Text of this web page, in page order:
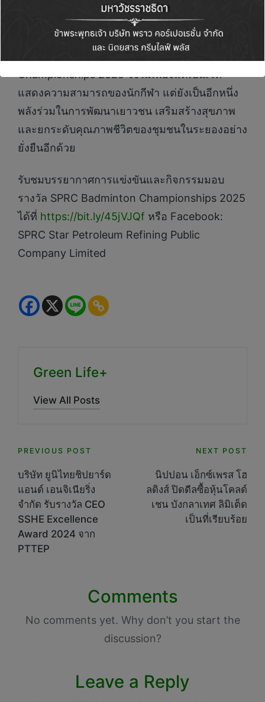
รายได้ ต่อยอดสู่การกระตุ้นเศรษฐกิจฐานรากและ
ส่งเสริมการท่องเที่ยวจังหวัดระยองอย่างเป็นรูป
Championships 2025 จึงไม่เพียงแต่เป็นเวที
แสดงความสามารถของนักกีฬา แต่ยังเป็นอีกหนึ่ง
พลังร่วมในการพัฒนาเยาวชน เสริมสร้างสุขภาพ
และยกระดับคุณภาพชีวิตของชุมชนในระยองอย่าง
ยั่งยืนอีกด้วย
รับชมบรรยากาศการแข่งขันและกิจกรรมมอบ
รางวัล SPRC Badminton Championships 2025
ได้ที่ https://bit.ly/45jVJQf หรือ Facebook:
SPRC Star Petroleum Refining Public
Company Limited
Green Life+
View All Posts
Post
navigation
PREVIOUS POST
บริษัท ยูนิไทยชิปยาร์ด
แอนด์ เอนจิเนียริ่ง
จำกัด รับรางวัล CEO
SSHE Excellence
Award 2024 จาก
PTTEP
NEXT POST
นิปปอน เอ็กซ์เพรส โฮ
ลดิงส์ ปิดดีลซื้อหุ้นโคลด์
เชน บังกลาเทศ ลิมิเต็ด
เป็นที่เรียบร้อย
Comments
No comments yet. Why don’t you start the
discussion?
Leave a Reply